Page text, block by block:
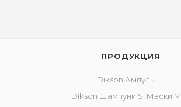
ПРОДУКЦИЯ
Dikson Ампулы
Dikson Шампуни S, Маски M